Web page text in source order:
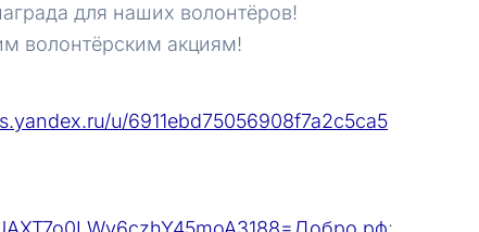
для наших волонтёров!
волонтёрским акциям!
u/6911ebd75056908f7a2c5ca5